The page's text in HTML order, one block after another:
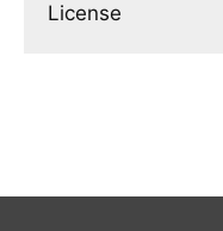
License